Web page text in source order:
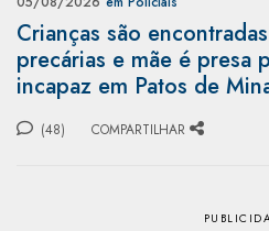
Crianças são
precárias e mãe é presa
incapaz em Patos de
(48) COMPARTILHAR